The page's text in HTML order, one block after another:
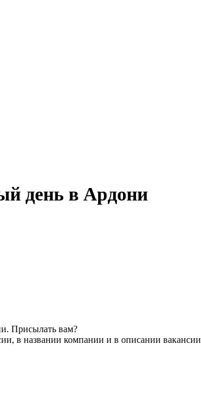
день в Ардони
Присылать вам?
в названии компании и в описании вакансии